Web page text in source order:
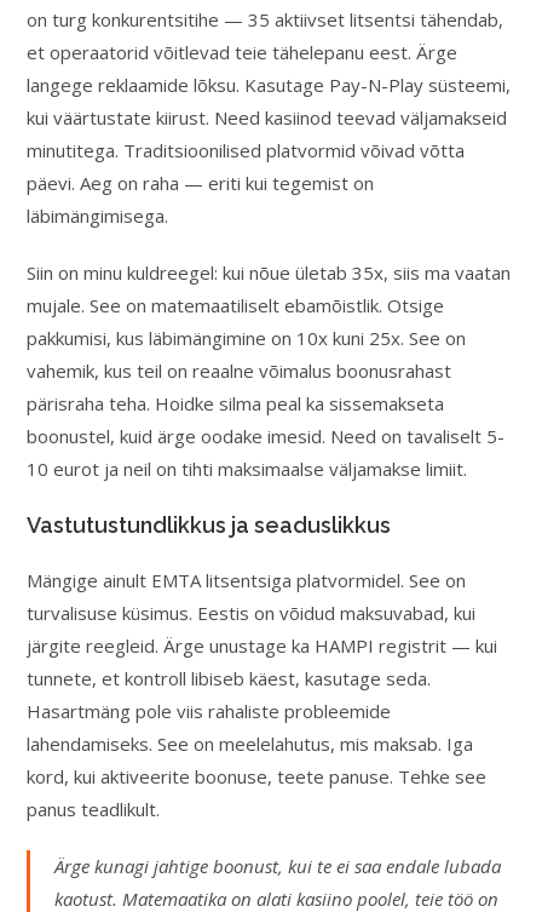
on turg konkurentsitihe — 35 aktiivset litsentsi tähendab,
et operaatorid võitlevad teie tähelepanu eest. Ärge
langege reklaamide lõksu. Kasutage Pay-N-Play süsteemi,
kui väärtustate kiirust. Need kasiinod teevad väljamakseid
minutitega. Traditsioonilised platvormid võivad võtta
päevi. Aeg on raha — eriti kui tegemist on
läbimängimisega.
Siin on minu kuldreegel: kui nõue ületab 35x, siis ma vaatan
mujale. See on matemaatiliselt ebamõistlik. Otsige
pakkumisi, kus läbimängimine on 10x kuni 25x. See on
vahemik, kus teil on reaalne võimalus boonusrahast
pärisraha teha. Hoidke silma peal ka sissemakseta
boonustel, kuid ärge oodake imesid. Need on tavaliselt 5-
10 eurot ja neil on tihti maksimaalse väljamakse limiit.
Vastutustundlikkus ja seaduslikkus
Mängige ainult EMTA litsentsiga platvormidel. See on
turvalisuse küsimus. Eestis on võidud maksuvabad, kui
järgite reegleid. Ärge unustage ka HAMPI registrit — kui
tunnete, et kontroll libiseb käest, kasutage seda.
Hasartmäng pole viis rahaliste probleemide
lahendamiseks. See on meelelahutus, mis maksab. Iga
kord, kui aktiveerite boonuse, teete panuse. Tehke see
panus teadlikult.
Ärge kunagi jahtige boonust, kui te ei saa endale lubada
kaotust. Matemaatika on alati kasiino poolel, teie töö on